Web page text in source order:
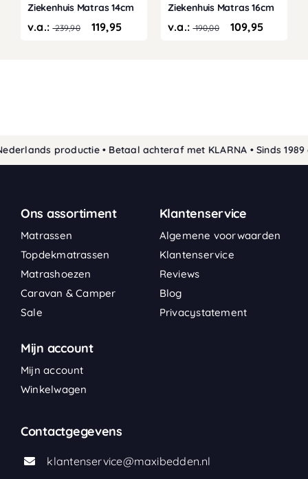
Ziekenhuis Matras 14cm
v.a.:239,90 119,95
Ziekenhuis Matras 16cm
v.a.:190,00 109,95
productie • Betaal achteraf met KLARNA • Sinds 1989
Ons assortiment
Matrassen
Topdekmatrassen
Matrashoezen
Caravan & Camper
Sale
Klantenservice
Algemene voorwaarden
Klantenservice
Reviews
Blog
Privacystatement
Mijn account
Mijn account
Winkelwagen
Contactgegevens
klantenservice@maxibedden.nl